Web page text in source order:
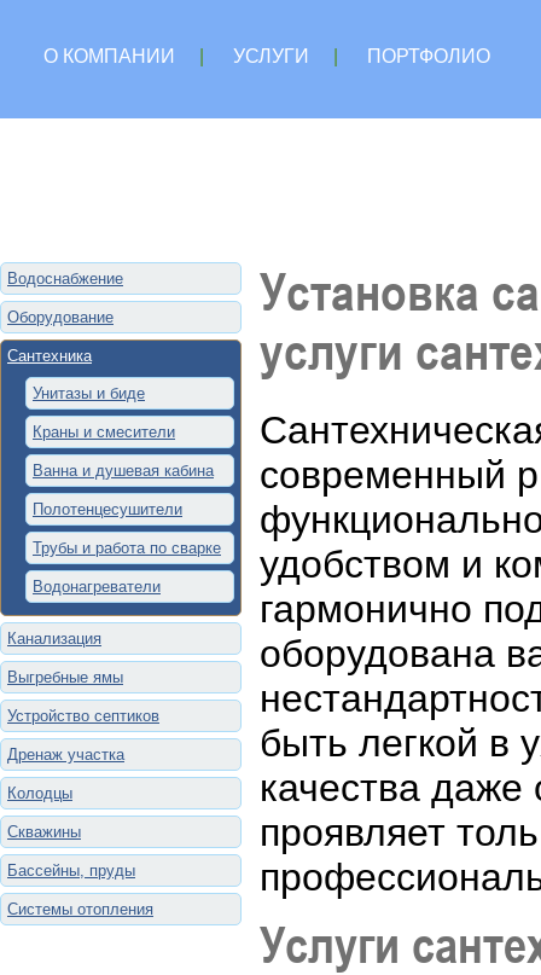
О КОМПАНИИ УСЛУГИ
ПОРТФОЛИО
Водоснабжение
Оборудование
Сантехника
Унитазы и биде
Краны и смесители
Ванна и душевая кабина
Полотенцесушители
Трубы и работа по сварке
Водонагреватели
Канализация
Выгребные ямы
Устройство септиков
Дренаж участка
Колодцы
Скважины
Бассейны, пруды
Системы отопления
Установка
услуги
современный
удобством и
гармонично
оборудована
быть легкой в
качества даже
проявляет
Услуги